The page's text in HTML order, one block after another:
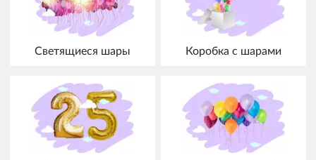
Светящиеся шары Коробка с шарами